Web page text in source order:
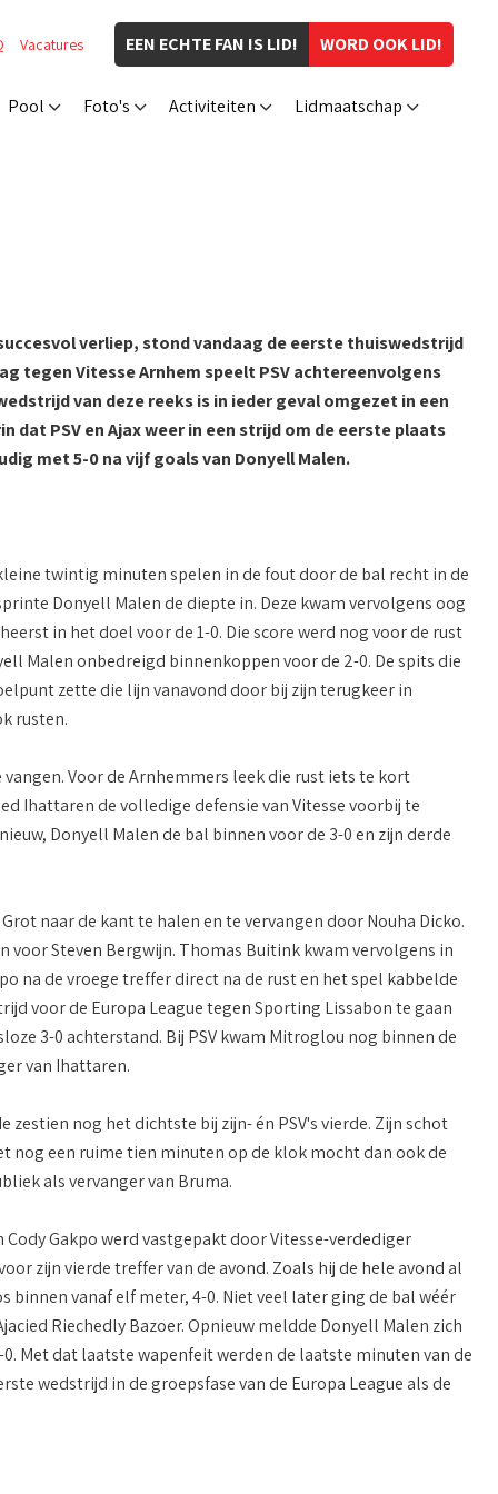
WORD OOK LID!
EEN ECHTE FAN IS LID!
Vacatures
Pool Foto's Activiteiten Lidmaatschap
verliep, stond vandaag de eerste thuiswedstrijd
tegen Vitesse Arnhem speelt PSV achtereenvolgens
van deze reeks is in ieder geval omgezet in een
PSV en Ajax weer in een strijd om de eerste plaats
met 5-0 na vijf goals van Donyell Malen.
twintig minuten spelen in de fout door de bal recht in de
Donyell Malen de diepte in. Deze kwam vervolgens oog
in het doel voor de 1-0. Die score werd nog voor de rust
Malen onbedreigd binnenkoppen voor de 2-0. De spits die
zette die lijn vanavond door bij zijn terugkeer in
rusten.
Voor de Arnhemmers leek die rust iets te kort
Ihattaren de volledige defensie van Vitesse voorbij te
Donyell Malen de bal binnen voor de 3-0 en zijn derde
naar de kant te halen en te vervangen door Nouha Dicko.
Steven Bergwijn. Thomas Buitink kwam vervolgens in
na de vroege treffer direct na de rust en het spel kabbelde
voor de Europa League tegen Sporting Lissabon te gaan
3-0 achterstand. Bij PSV kwam Mitroglou nog binnen de
van Ihattaren.
nog het dichtste bij zijn- én PSV's vierde. Zijn schot
nog een ruime tien minuten op de klok mocht dan ook de
als vervanger van Bruma.
Gakpo werd vastgepakt door Vitesse-verdediger
zijn vierde treffer van de avond. Zoals hij de hele avond al
vanaf elf meter, 4-0. Niet veel later ging de bal wéér
Riechedly Bazoer. Opnieuw meldde Donyell Malen zich
Met dat laatste wapenfeit werden de laatste minuten van de
wedstrijd in de groepsfase van de Europa League als de